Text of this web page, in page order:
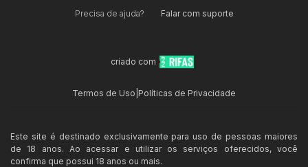
Precisa de ajuda? Falar com suporte
criado com
Termos de Uso Políticas de Privacidade
Este site é destinado exclusivamente para uso de pessoas maiores
de 18 anos. Ao acessar e utilizar os serviços oferecidos, você
confirma que possui 18 anos ou mais.